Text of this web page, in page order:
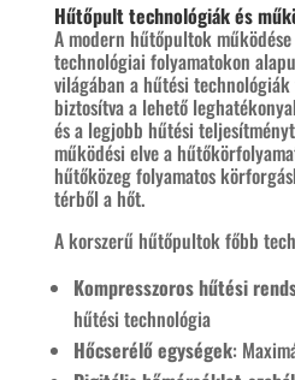
Hűtőpult technológiák és
A modern hűtőpultok
technológiai folyamatokon
világában a hűtési
biztosítva a lehető
és a legjobb hűtési
működési elve a
hűtőközeg folyamatos
térből a hőt.
A korszerű hűtőpultok főbb
Kompresszoros hűtési
hűtési technológia
Hőcserélő egységek: